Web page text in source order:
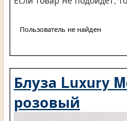
Пользователь не найден
Блуза Luxury
розовый